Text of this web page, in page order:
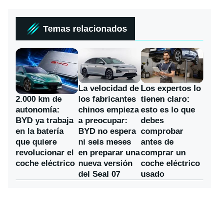
Temas relacionados
2.000 km de
autonomía:
BYD ya trabaja
en la batería
que quiere
revolucionar el
coche eléctrico
La velocidad de
los fabricantes
chinos empieza
a preocupar:
BYD no espera
ni seis meses
en preparar una
nueva versión
del Seal 07
Los expertos lo
tienen claro:
esto es lo que
debes
comprobar
antes de
comprar un
coche eléctrico
usado